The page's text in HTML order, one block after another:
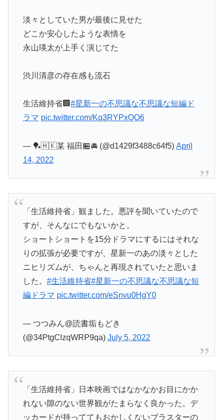
淡々としていた男が最後に見せた
どこか安心したような表情を
永山瑛太が上手く演じてた
渋川清彦の存在感も流石
生活維持省🏢 #星新一の不思議な不思議な短編ド
ラマ pic.twitter.com/Kq3RYPxQO6
— 🏓🇭🇰某 福田🏪🚘 (@d1429f3488c64f5) April
14, 2022
「生活維持省」観ました。悪評を聞いていたので
すが、そんなにでもないかと。
ショートショートを15分ドラマにするにはそれな
りの拡張が必要ですが、星新一のあの淡々とした
ニヒリズムが、ちゃんと再現されていたと思いま
した。 #生活維持省#星新一の不思議な不思議な短
編ドラマ pic.twitter.com/eSnvu0HgY0
— つつみん@読書垢もどき
(@34PtgClzqWRP9qa) July 5, 2022
「生活維持省」日本映画ではなかなかお目にかか
れない隙のない世界観がたまらなく良かった。デ
ッカードが持っててもおかしくないブラスターの